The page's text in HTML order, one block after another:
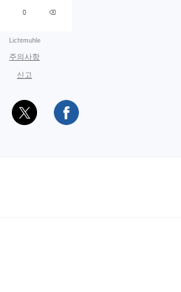
Lichtmuhle
주의사항
신고